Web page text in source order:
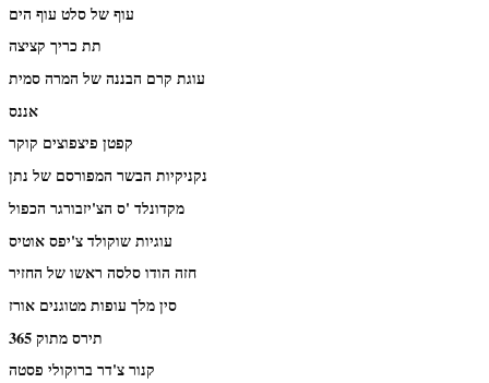
עוף של סלט עוף הים
תת כריך קציצה
עוגת קרם הבננה של המרה סמית
אננס
קפטן פיצפוצים קוקר
נקניקיות הבשר המפורסם של נתן
מקדונלד 'ס הצ'יזבורגר הכפול
עוגיות שוקולד צ'יפס אוטיס
חזה הודו סלסה ראשו של החזיר
סין מלך עופות מטוגנים אורז
תירס מתוק 365
קנור צ'דר ברוקולי פסטה